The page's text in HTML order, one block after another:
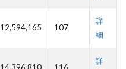
12,594,165 107
詳
細
14,396,810 116
詳